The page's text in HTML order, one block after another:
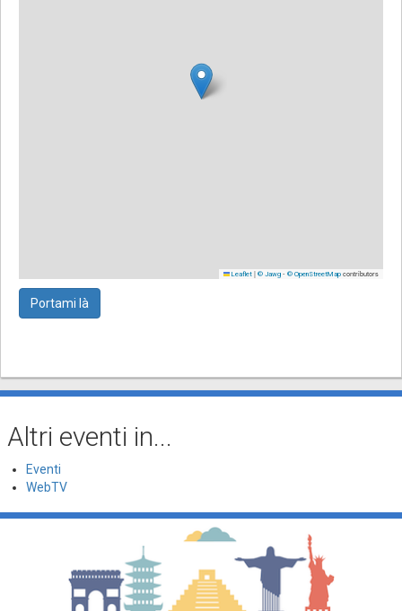
Leaflet | © Jawg - © OpenStreetMap contributors
Portami là
Altri eventi in...
Eventi
WebTV